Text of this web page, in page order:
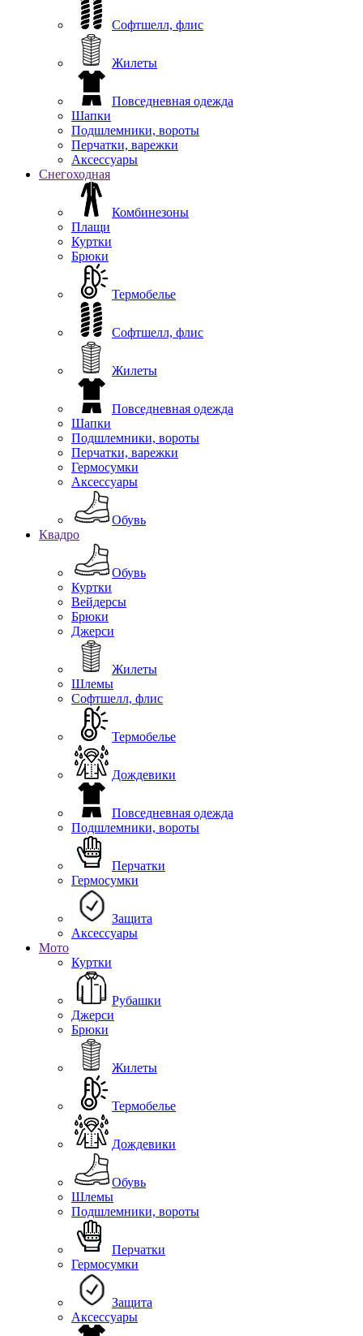
Софтшелл, флис
Жилеты
Повседневная одежда
Шапки
Подшлемники, вороты
Перчатки, варежки
Аксессуары
Снегоходная
Комбинезоны
Плащи
Куртки
Брюки
Термобелье
Софтшелл, флис
Жилеты
Повседневная одежда
Шапки
Подшлемники, вороты
Перчатки, варежки
Гермосумки
Аксессуары
Обувь
Квадро
Обувь
Куртки
Вейдерсы
Брюки
Джерси
Жилеты
Шлемы
Софтшелл, флис
Термобелье
Дождевики
Повседневная одежда
Подшлемники, вороты
Перчатки
Гермосумки
Защита
Аксессуары
Мото
Куртки
Рубашки
Джерси
Брюки
Жилеты
Термобелье
Дождевики
Обувь
Шлемы
Подшлемники, вороты
Перчатки
Гермосумки
Защита
Аксессуары